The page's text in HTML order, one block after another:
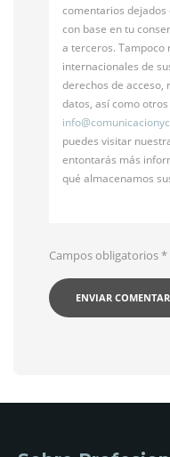
comentarios dejados
con base en tu
a terceros.
internacionales de
derechos de acceso,
datos, así como
info@
puedes visitar
entontarás más
qué almacenamos
Campos obligatorios*